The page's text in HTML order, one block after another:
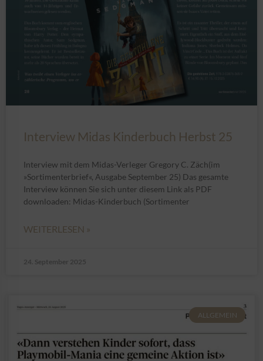
Interview Midas Kinderbuch Herbst 25
Interview mit dem Midas-Verleger Gregory C. Zäch(im
»Sortimenterbrief«, Ausgabe September 25) Das gesamte
Interview können Sie sich unter diesem Link als PDF
downloaden: Midas-Kinderbuch (Sortimenter
WEITERLESEN »
24. September 2025
ALLGEMEIN